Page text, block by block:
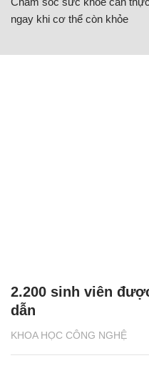
ngay khi cơ thể còn khỏe
KHOA HỌC CÔNG NGHỆ
2.200 sinh viên
dẫn